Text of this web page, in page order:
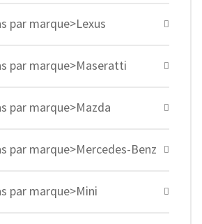
par marque>Lexus
par marque>Maseratti
par marque>Mazda
par marque>Mercedes-Benz
par marque>Mini